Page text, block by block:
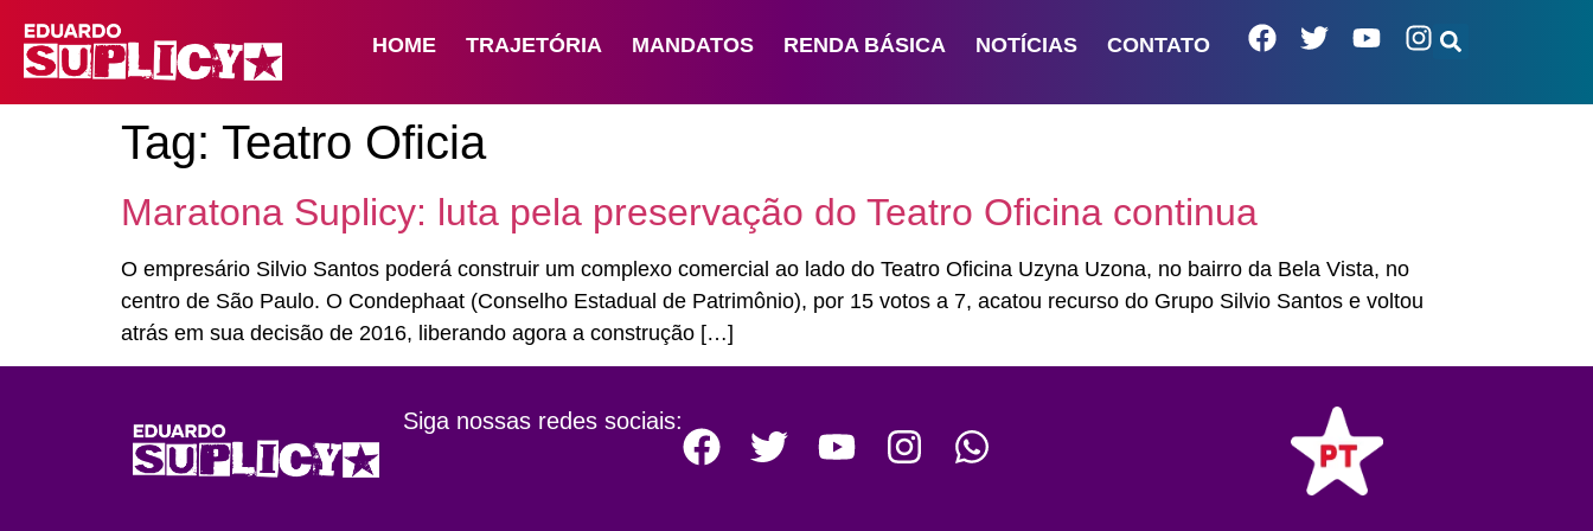
HOME TRAJETÓRIA MANDATOS RENDA BÁSICA NOTÍCIAS CONTATO
Tag: Teatro Oficia
Maratona Suplicy: luta pela preservação do Teatro Oficina continua
O empresário Silvio Santos poderá construir um complexo comercial ao lado do Teatro Oficina Uzyna Uzona, no bairro da Bela Vista, no
centro de São Paulo. O Condephaat (Conselho Estadual de Patrimônio), por 15 votos a 7, acatou recurso do Grupo Silvio Santos e voltou
atrás em sua decisão de 2016, liberando agora a construção […]
Siga nossas redes sociais: